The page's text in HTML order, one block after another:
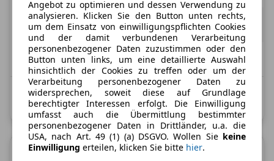
ab177,31 € 149,00 €exkl. MwSt.
24 Monate |10.000 km / Jahr(anpassbar)
vsl. September 2026 Nicht konfigurierbar
Kombinierter Kraftstoffverbrauch: 5,5 l/100 km;
Kombinierte CO2-Emission: 124,0 g/km; CO2-Klasse: D
Angebot zu optimieren und dessen Verwendung zu
analysieren. Klicken Sie den Button unten rechts,
um dem Einsatz von einwilligungspflichten Cookies
und der damit verbundenen Verarbeitung
personenbezogener Daten zuzustimmen oder den
Button unten links, um eine detaillierte Auswahl
hinsichtlich der Cookies zu treffen oder um der
Verarbeitung personenbezogener Daten zu
widersprechen, soweit diese auf Grundlage
berechtigter Interessen erfolgt. Die Einwilligung
umfasst auch die Übermittlung bestimmter
personenbezogener Daten in Drittländer, u.a. die
USA, nach Art. 49 (1) (a) DSGVO. Wollen Sie keine
Einwilligung erteilen, klicken Sie bitte hier.